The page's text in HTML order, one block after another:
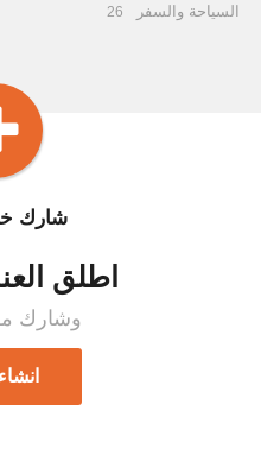
السياحة والسفر 26
شارك
اطلق
وشارك